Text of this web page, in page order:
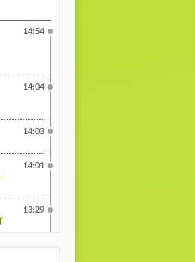
14:54
14:04
14:03
14:01
13:29